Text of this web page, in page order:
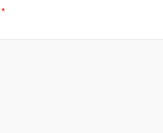
*